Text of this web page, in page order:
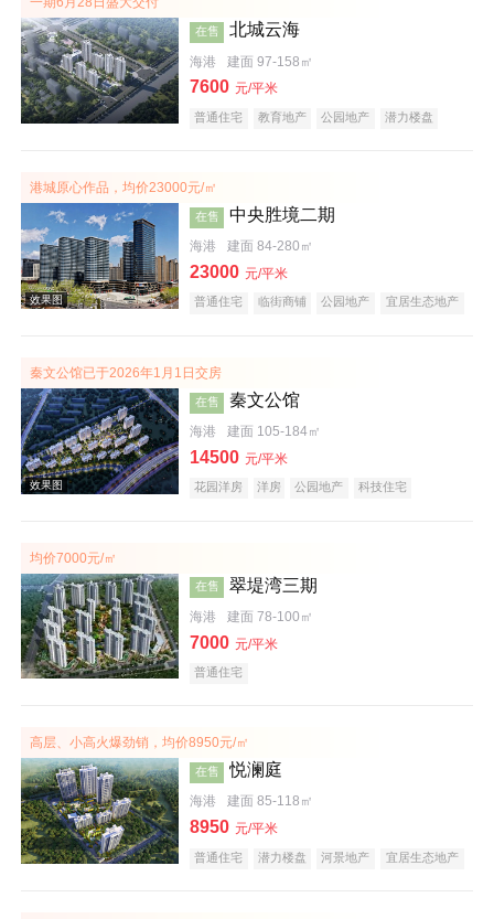
实景图
效果图
在售 北城云海
海港 建面 97-158㎡
7600 元/平米
普通住宅 教育地产 公园地产 潜力楼盘
港城原心作品，均价23000元/㎡
效果图
在售 中央胜境二期
海港 建面 84-280㎡
23000 元/平米
普通住宅 临街商铺 公园地产 宜居生态地产
秦文公馆已于2026年1月1日交房
在售 秦文公馆
海港 建面 105-184㎡
14500 元/平米
花园洋房 洋房 公园地产
科技住宅
均价7000元/㎡
在售 翠堤湾三期
海港 建面 78-100㎡
7000 元/平米
普通住宅
高层、小高火爆劲销，均价8950元/㎡
在售 悦澜庭
海港 建面 85-118㎡
8950 元/平米
普通住宅 潜力楼盘 河景地产 宜居生态地产